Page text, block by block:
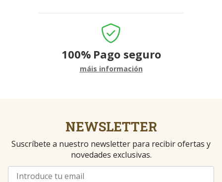
100% Pago seguro
máis información
NEWSLETTER
Suscríbete a nuestro newsletter para recibir ofertas y
novedades exclusivas.